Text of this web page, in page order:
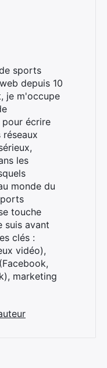
sports
depuis 10
je m'occupe
pour écrire
les
monde du
touche
suis avant
clés :
vidéo),
marketing